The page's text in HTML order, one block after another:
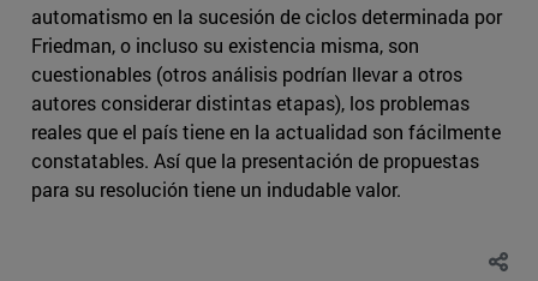
automatismo en la sucesión de ciclos determinada por
Friedman, o incluso su existencia misma, son
cuestionables (otros análisis podrían llevar a otros
autores considerar distintas etapas), los problemas
reales que el país tiene en la actualidad son fácilmente
constatables. Así que la presentación de propuestas
para su resolución tiene un indudable valor.